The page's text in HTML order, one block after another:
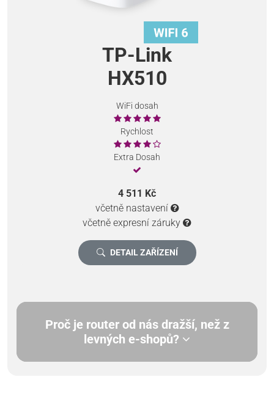
TP-Link
HX510
WiFi dosah
Rychlost
Extra Dosah
4 511 Kč
včetně nastavení
včetně expresní záruky
DETAIL ZAŘÍZENÍ
Proč je router od nás dražší, než z
levných e-shopů?